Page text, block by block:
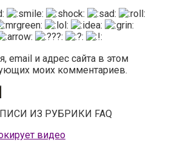
email и адрес сайта в этом
моих комментариев.
ИЗ РУБРИКИ FAQ